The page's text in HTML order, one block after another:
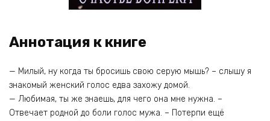
Аннотация к книге
— Милый, ну когда ты бросишь свою серую мышь? – слышу я
знакомый женский голос едва захожу домой.
— Любимая, ты же знаешь, для чего она мне нужна. –
Отвечает родной до боли голос мужа. – Потерпи ещё